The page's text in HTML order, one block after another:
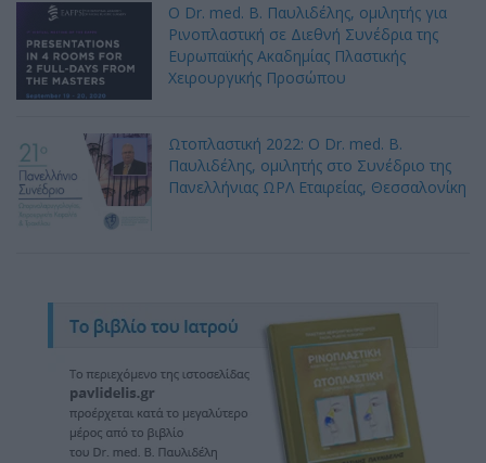
Ο Dr. med. B. Παυλιδέλης, ομιλητής για
Ρινοπλαστική σε Διεθνή Συνέδρια της
Ευρωπαϊκής Ακαδημίας Πλαστικής
Χειρουργικής Προσώπου
Ωτοπλαστική 2022: Ο Dr. med. B.
Παυλιδέλης, ομιλητής στο Συνέδριο της
Πανελλήνιας ΩΡΛ Εταιρείας, Θεσσαλονίκη